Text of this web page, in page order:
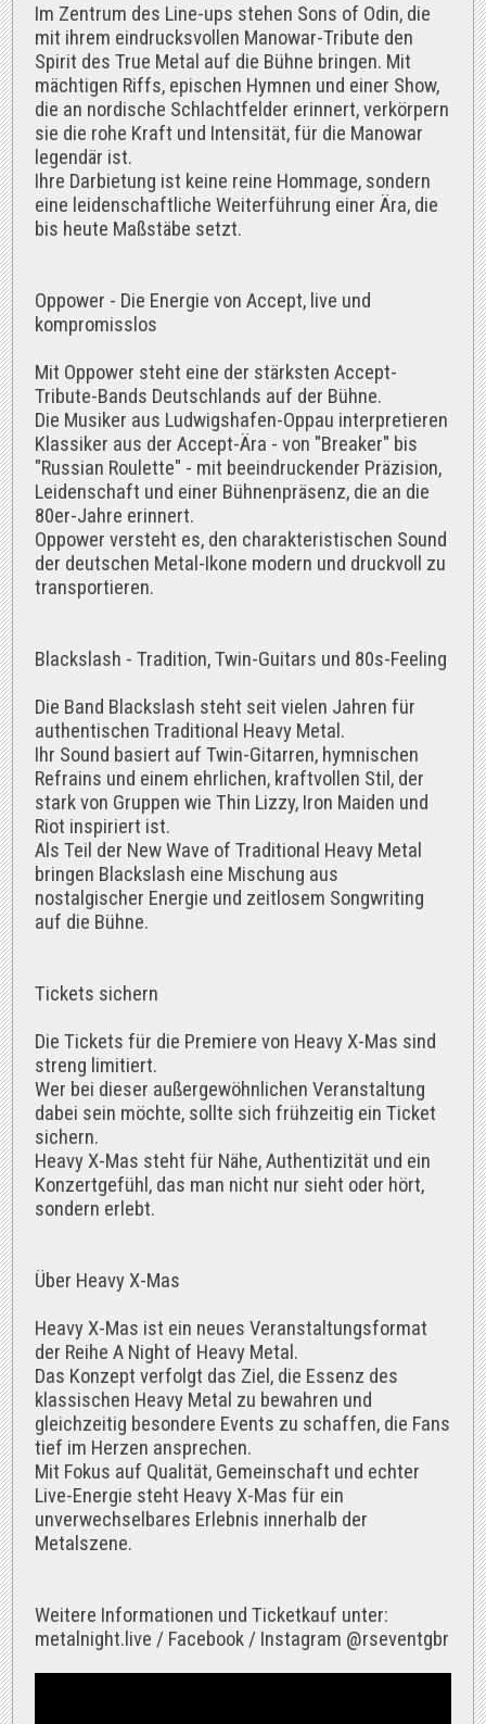
Im Zentrum des Line-ups stehen Sons of Odin, die
mit ihrem eindrucksvollen Manowar-Tribute den
Spirit des True Metal auf die Bühne bringen. Mit
mächtigen Riffs, epischen Hymnen und einer Show,
die an nordische Schlachtfelder erinnert, verkörpern
sie die rohe Kraft und Intensität, für die Manowar
legendär ist.
Ihre Darbietung ist keine reine Hommage, sondern
eine leidenschaftliche Weiterführung einer Ära, die
bis heute Maßstäbe setzt.
Oppower - Die Energie von Accept, live und
kompromisslos
Mit Oppower steht eine der stärksten Accept-
Tribute-Bands Deutschlands auf der Bühne.
Die Musiker aus Ludwigshafen-Oppau interpretieren
Klassiker aus der Accept-Ära - von "Breaker" bis
"Russian Roulette" - mit beeindruckender Präzision,
Leidenschaft und einer Bühnenpräsenz, die an die
80er-Jahre erinnert.
Oppower versteht es, den charakteristischen Sound
der deutschen Metal-Ikone modern und druckvoll zu
transportieren.
Blackslash - Tradition, Twin-Guitars und 80s-Feeling
Die Band Blackslash steht seit vielen Jahren für
authentischen Traditional Heavy Metal.
Ihr Sound basiert auf Twin-Gitarren, hymnischen
Refrains und einem ehrlichen, kraftvollen Stil, der
stark von Gruppen wie Thin Lizzy, Iron Maiden und
Riot inspiriert ist.
Als Teil der New Wave of Traditional Heavy Metal
bringen Blackslash eine Mischung aus
nostalgischer Energie und zeitlosem Songwriting
auf die Bühne.
Tickets sichern
Die Tickets für die Premiere von Heavy X-Mas sind
streng limitiert.
Wer bei dieser außergewöhnlichen Veranstaltung
dabei sein möchte, sollte sich frühzeitig ein Ticket
sichern.
Heavy X-Mas steht für Nähe, Authentizität und ein
Konzertgefühl, das man nicht nur sieht oder hört,
sondern erlebt.
Über Heavy X-Mas
Heavy X-Mas ist ein neues Veranstaltungsformat
der Reihe A Night of Heavy Metal.
Das Konzept verfolgt das Ziel, die Essenz des
klassischen Heavy Metal zu bewahren und
gleichzeitig besondere Events zu schaffen, die Fans
tief im Herzen ansprechen.
Mit Fokus auf Qualität, Gemeinschaft und echter
Live-Energie steht Heavy X-Mas für ein
unverwechselbares Erlebnis innerhalb der
Metalszene.
Weitere Informationen und Ticketkauf unter:
metalnight.live / Facebook / Instagram @rseventgbr